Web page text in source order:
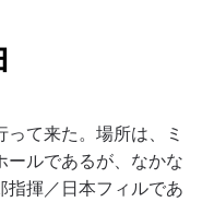
て来た。場所は、ミ
ールであるが、なかな
指揮／日本フィルであ